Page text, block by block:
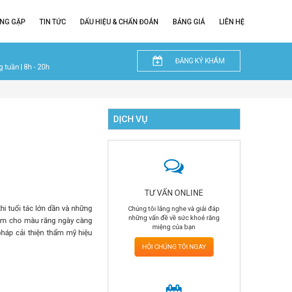
GẶP TIN TỨC DẤU HIỆU & CHẨN ĐOÁN BẢNG GIÁ LIÊN HỆ
tuần | 8h - 20h
ĐĂNG KÝ KHÁM
tuổi tác lớn dần và những
cho màu răng ngày càng
cải thiện thẩm mỹ hiệu
DỊCH VỤ
TƯ VẤN ONLINE
Chúng tôi lắng nghe và giải đáp
những vấn đề về sức khoẻ răng
miệng của bạn
HỎI CHÚNG TÔI NGAY